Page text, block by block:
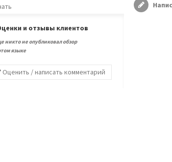
и отзывы клиентов
никто не опубликовал обзор
языке
Оценить / написать комментарий